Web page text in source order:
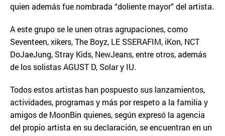
quien además fue nombrada “doliente mayor” del artista.
A este grupo se le unen otras agrupaciones, como
Seventeen, xikers, The Boyz, LE SSERAFIM, iKon, NCT
DoJaeJung, Stray Kids, NewJeans, entre otros, además
de los solistas AGUST D, Solar y IU.
Todos estos artistas han pospuesto sus lanzamientos,
actividades, programas y más por respeto a la familia y
amigos de MoonBin quienes, según expresó la agencia
del propio artista en su declaración, se encuentran en un